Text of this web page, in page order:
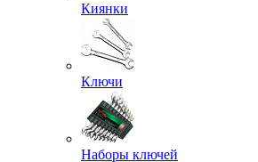
Киянки
Ключи
Наборы ключей